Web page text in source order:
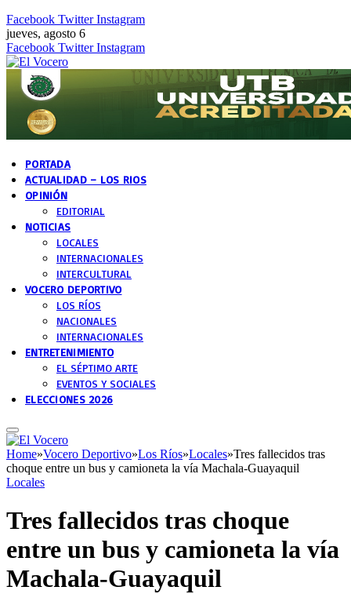
Facebook Twitter Instagram
jueves, agosto 6
Facebook Twitter Instagram
PORTADA
ACTUALIDAD – LOS RIOS
OPINIÓN
EDITORIAL
NOTICIAS
LOCALES
INTERNACIONALES
INTERCULTURAL
VOCERO DEPORTIVO
LOS RÍOS
NACIONALES
INTERNACIONALES
ENTRETENIMIENTO
EL SÉPTIMO ARTE
EVENTOS Y SOCIALES
ELECCIONES 2026
Home»Vocero Deportivo»Los Ríos»Locales»Tres fallecidos tras
choque entre un bus y camioneta la vía Machala-Guayaquil
Locales
Tres fallecidos tras choque
entre un bus y camioneta la vía
Machala-Guayaquil